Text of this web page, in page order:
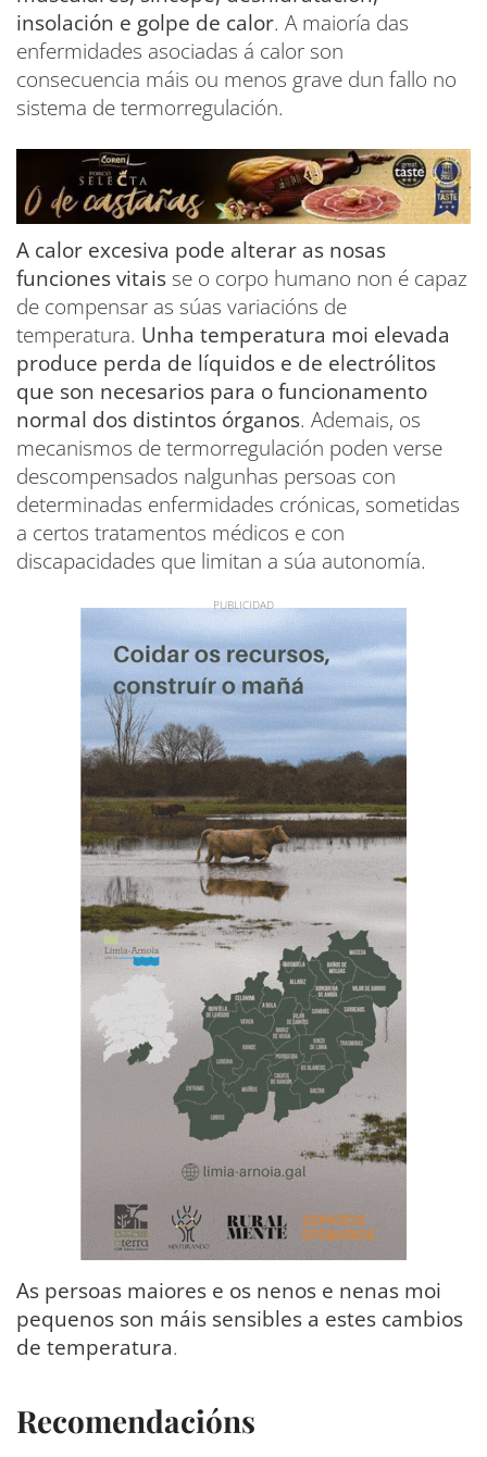
insolación e golpe de calor. A maioría das
enfermidades asociadas á calor son
consecuencia máis ou menos grave dun fallo no
sistema de termorregulación.
A calor excesiva pode alterar as nosas
funciones vitais se o corpo humano non é capaz
de compensar as súas variacións de
temperatura. Unha temperatura moi elevada
produce perda de líquidos e de electrólitos
que son necesarios para o funcionamento
normal dos distintos órganos. Ademais, os
mecanismos de termorregulación poden verse
descompensados nalgunhas persoas con
determinadas enfermidades crónicas, sometidas
a certos tratamentos médicos e con
discapacidades que limitan a súa autonomía.
As persoas maiores e os nenos e nenas moi
pequenos son máis sensibles a estes cambios
de temperatura.
Recomendacións